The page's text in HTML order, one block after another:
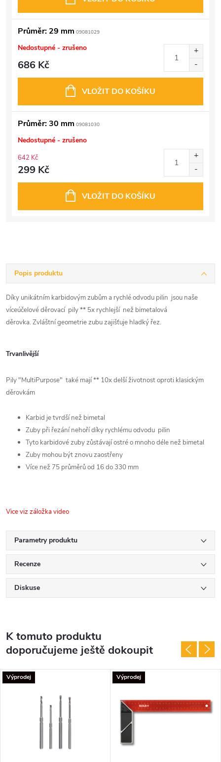
Průměr: 29 mm 09081029
Nedostupné - zrušeno
686 Kč
VLOŽIT DO KOŠÍKU
Průměr: 30 mm 09081030
Nedostupné - zrušeno
642 Kč
299 Kč
VLOŽIT DO KOŠÍKU
Popis produktu
Díky unikátním karbidovým zubům a rychlé odvodu pilin jsou naše
víceúčelové děrovací pily ** 5x rychlejší než bimetalová
děrovka. Zvláštní geometrie zubu zajišťuje hladký řez.
Trvanlivější
Pily "MultiPurpose" také mají ** 10x delší životnost oproti klasickým
děrovkám
Karbid je tvrdší než bimetal
Zuby při řezání nehoří díky rychlému odvodu pilin
Tyto karbidové zuby zůstávají ostré o mnoho déle než bimetal
Zuby mohou být znovu zaostřeny
Více než 75 průměrů od 16 do 330 mm
Vice viz záložka video
Parametry produktu
Recenze
Diskuse
K tomuto produktu
doporučujeme ještě dokoupit
Výprodej Výprodej